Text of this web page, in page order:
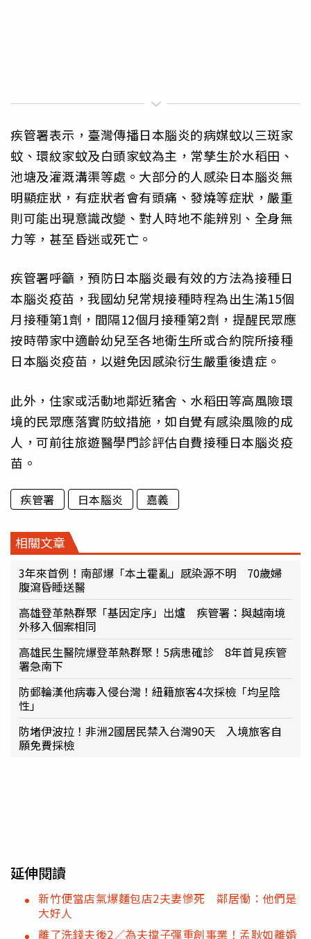
疾管署表示，臺灣傳播日本腦炎的病媒蚊以三斑家
蚊、環紋家蚊及白頭家蚊為主，常孳生於水稻田、
池塘及灌溉溝渠等處。大部分的人感染日本腦炎無
明顯症狀，有症狀者會有頭痛、發燒等症狀，嚴重
則可能出現意識改變、對人時地不能辨別、全身無
力等，甚至昏迷或死亡。
疾管署呼籲，預防日本腦炎最有效的方法為接種日
本腦炎疫苗，我國幼兒常規接種時程為出生滿15個
月接種第1劑，間隔12個月接種第2劑，提醒民眾應
按時帶家中適齡幼兒至各地衛生所或合約院所接種
日本腦炎疫苗，以避免因感染衍生嚴重後遺症。
此外，住家或活動地鄰近豬舍、水稻田等高風險環
境的民眾應落實防蚊措施，如自覺有感染風險的成
人，可前往旅遊醫學門診評估自費接種日本腦炎疫
苗。
疾管署 日本腦炎 嘉義
相關文章
3年來首例！南部爆「本土霍亂」感染源不明 70歲婦
腹瀉昏睡送醫
高雄登革熱群聚「基因定序」出爐 疾管署：與越南境
外移入個案相同
高雄民生醫院爆登革熱群聚！5病患確診 8年首見疾管
署急南下
防郵輪漢他病毒入侵台灣！紐籍旅客4次採檢「均呈陰
性」
防堵伊波拉！非洲2國居民禁入台灣90天 入境旅客自
願免費採檢
延伸閱讀
新竹便當店氣爆麵包店2夫妻慘死 鄰居慟：他們是
大好人
離了洗錢夫後2／為夫擋子彈重創事業！孟耿如離婚